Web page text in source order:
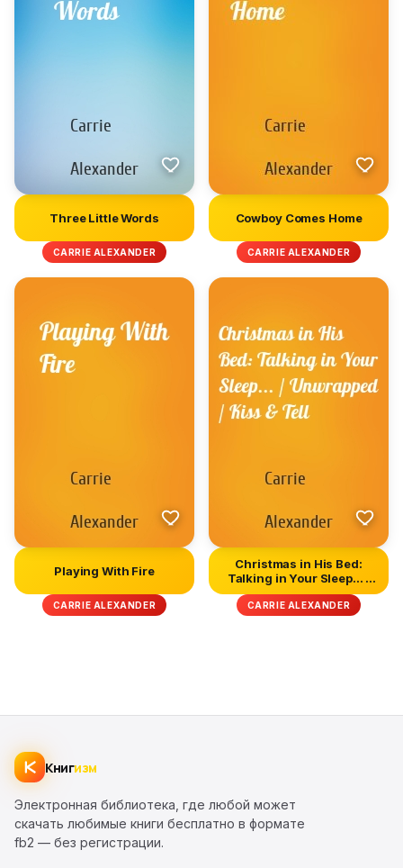
Three Little Words
CARRIE ALEXANDER
Cowboy Comes Home
CARRIE ALEXANDER
Playing With Fire
CARRIE ALEXANDER
Christmas in His Bed:
Talking in Your Sleep... /
U...
CARRIE ALEXANDER
Книгизм
Электронная библиотека, где любой может
скачать любимые книги бесплатно в формате
fb2 — без регистрации.